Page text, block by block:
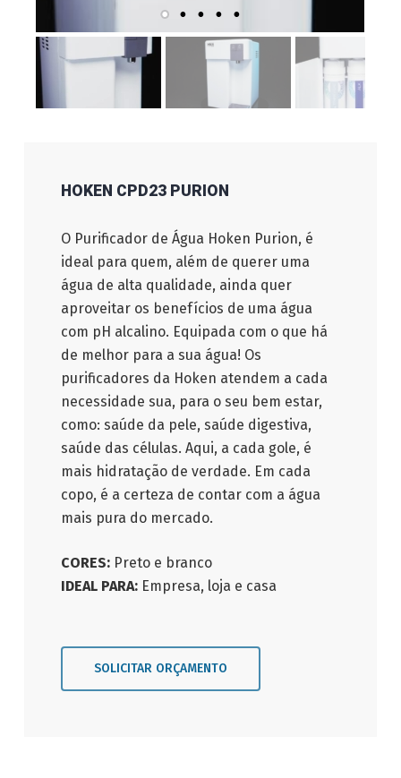
HOKEN CPD23 PURION
O Purificador de Água Hoken Purion, é
ideal para quem, além de querer uma
água de alta qualidade, ainda quer
aproveitar os benefícios de uma água
com pH alcalino. Equipada com o que há
de melhor para a sua água! Os
purificadores da Hoken atendem a cada
necessidade sua, para o seu bem estar,
como: saúde da pele, saúde digestiva,
saúde das células. Aqui, a cada gole, é
mais hidratação de verdade. Em cada
copo, é a certeza de contar com a água
mais pura do mercado.
CORES: Preto e branco
IDEAL PARA: Empresa, loja e casa
SOLICITAR ORÇAMENTO